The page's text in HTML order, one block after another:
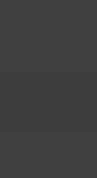
niet wilt dat onze
kunt u dat